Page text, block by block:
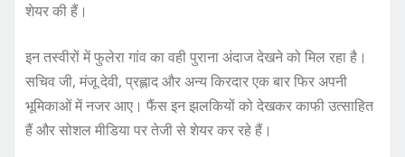
शेयर की हैं।
इन तस्वीरों में फुलेरा गांव का वही पुराना अंदाज देखने को मिल रहा है।
सचिव जी, मंजू देवी, प्रह्लाद और अन्य किरदार एक बार फिर अपनी
भूमिकाओं में नजर आए। फैंस इन झलकियों को देखकर काफी उत्साहित
हैं और सोशल मीडिया पर तेजी से शेयर कर रहे हैं।